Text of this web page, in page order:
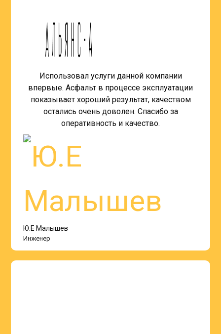
Использовал услуги данной компании
впервые. Асфальт в процессе эксплуатации
показывает хороший результат, качеством
остались очень доволен. Спасибо за
оперативность и качество.
Ю.Е Малышев
Инженер